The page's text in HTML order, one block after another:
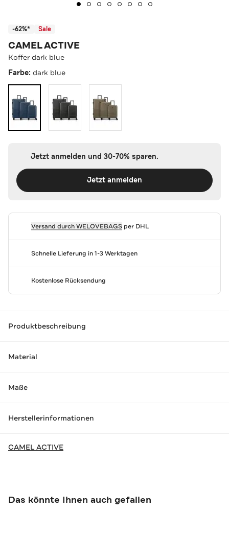
-62%* Sale
CAMEL ACTIVE
Koffer dark blue
Farbe: dark blue
Jetzt anmelden und 30-70% sparen.
Jetzt anmelden
Versand durchWELOVEBAGSper DHL
Schnelle Lieferung in 1-3 Werktagen
Kostenlose Rücksendung
Produktbeschreibung
Material
Maße
Herstellerinformationen
CAMEL ACTIVE
Das könnte Ihnen auch gefallen